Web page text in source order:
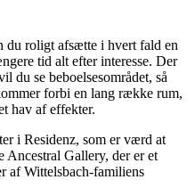
du roligt afsætte i hvert fald en
tid alt efter interesse. Der
du se beboelsesområdet, så
forbi en lang række rum,
hav af effekter.
i Residenz, som er værd at
Ancestral Gallery, der er et
af Wittelsbach-familiens